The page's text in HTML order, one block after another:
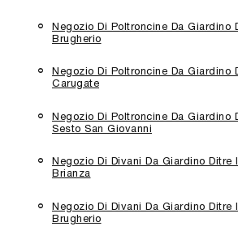
Negozio Di Poltroncine Da Giardino
Brugherio
Negozio Di Poltroncine Da Giardino
Carugate
Negozio Di Poltroncine Da Giardino
Sesto San Giovanni
Negozio Di Divani Da Giardino Ditre
Brianza
Negozio Di Divani Da Giardino Ditre
Brugherio